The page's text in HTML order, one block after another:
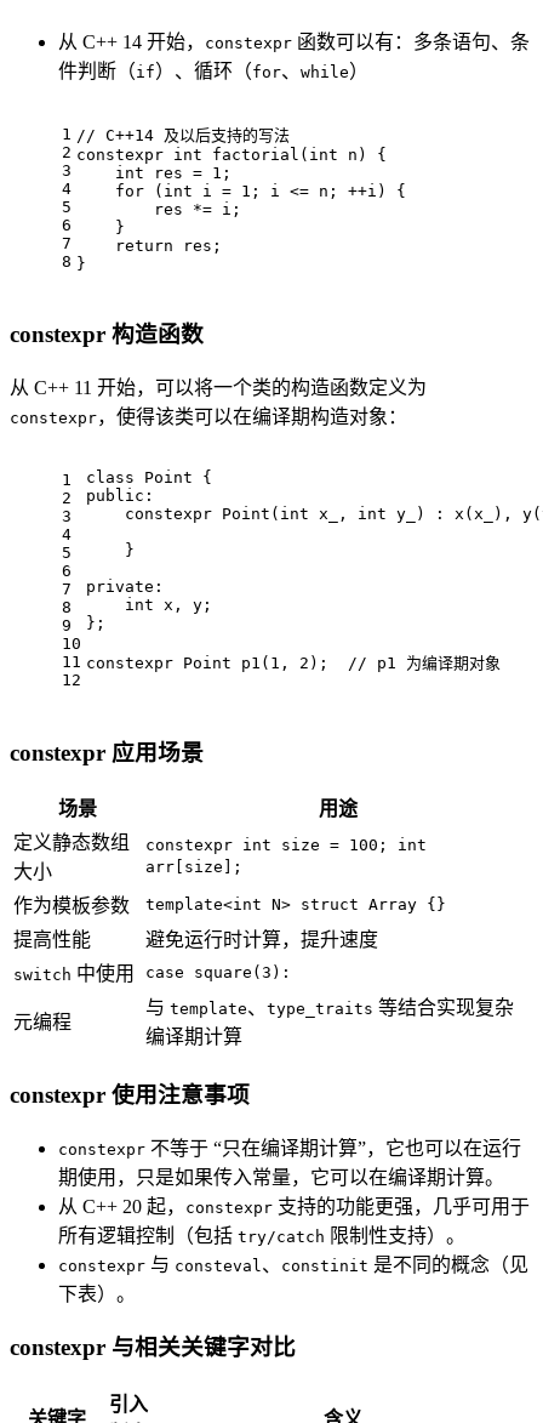
从 C++ 14 开始， constexpr 函数可以有：多条语句、条
件判断（if）、循环（for、 while）
1
2
3
4
5
6
7
8
// C++14 及以后支持的写法
constexpr int factorial ( int n)
{
int res = 1 ;
for ( int i = 1 ; i <= n; ++i) {
        res *= i;
    }
return res;
}
constexpr 构造函数
从 C++ 11 开始，可以将一个类的构造函数定义为
constexpr，使得该类可以在编译期构造对象：
1
2
3
4
5
6
7
8
9
10
11
12
class Point {
public :
constexpr Point ( int x_, int y_)
: x(x_),
    }
private :
int x, y;
};
constexpr Point p1 ( 1 , 2 ) ; // p1 为编译期对象
constexpr 应用场景
场景
用途
定义静态数组
大小
constexpr int size = 100; int
arr[size];
作为模板参数 template<int N> struct Array {}
提高性能 避免运行时计算，提升速度
switch 中使用 case square(3):
元编程
与 template、 type_traits 等结合实现复杂
编译期计算
constexpr 使用注意事项
constexpr 不等于 “只在编译期计算”，它也可以在运行
期使用，只是如果传入常量，它可以在编译期计算。
从 C++ 20 起，
constexpr 支持的功能更强，几乎可用于
所有逻辑控制（包括 try/catch 限制性支持）。
constexpr 与 consteval 、 constinit 是不同的概念（见
下表）。
constexpr 与相关关键字对比
引入